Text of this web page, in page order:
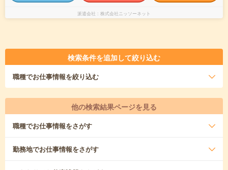
派遣会社 株式会社ニッソーネット
検索条件を追加して絞り込む
職種でお仕事情報を絞り込む
他の検索結果ページを見る
職種でお仕事情報をさがす
勤務地でお仕事情報をさがす